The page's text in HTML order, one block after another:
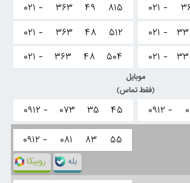
۰۲۱ -
۰۲۱ -
۳۳
۰۲۱ -
۳۳
۰۲۱ -
۳۶۳ ۴۹
۸۱۵
۰۲۱ -
۳۶۳ ۴۸
۵۱۲
۰۲۱ -
۳۶۳ ۴۸ ۵۰۴
موبایل
(فقط تماس)
۰۹۱۲ - ۰۹۱۲ - ۰۷۳ ۳۵ ۴۵
۰۹۱۲ - ۰۸۱ ۸۳ ۵۵
روبیکا بله